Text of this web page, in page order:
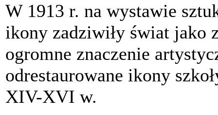
W 1913 r. na wystawie
ikony zadziwiły świat jako
ogromne znaczenie
odrestaurowane ikony
XIV-XVI w.